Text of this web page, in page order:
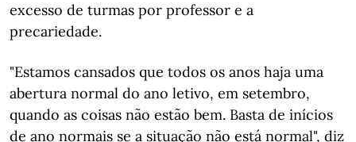
excesso de turmas por professor e a
precariedade.
"Estamos cansados que todos os anos haja uma
abertura normal do ano letivo, em setembro,
quando as coisas não estão bem. Basta de inícios
de ano normais se a situação não está normal", diz